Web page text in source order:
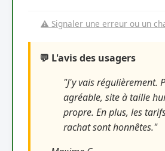
⚠️ Signaler une erreur ou un
💬 L'avis des usagers
"J'y vais régulièrement.
agréable, site à taille
propre. En plus, les
rachat sont honnêtes."